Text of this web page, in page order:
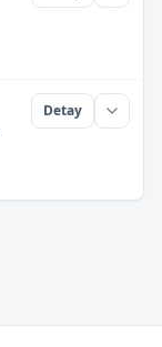
Detay